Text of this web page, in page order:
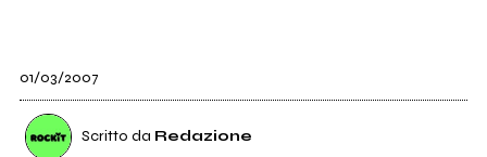
01/03/2007
Scritto da Redazione